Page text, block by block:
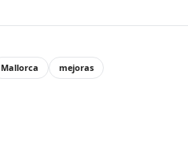
Mallorca mejoras